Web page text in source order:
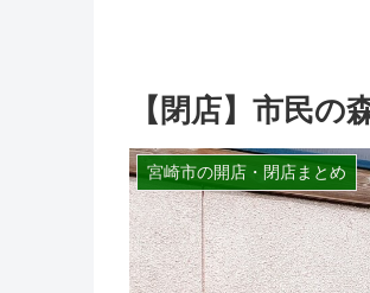
【閉店】市民
宮崎市の開店・閉店まとめ